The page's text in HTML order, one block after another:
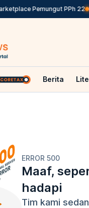
Pemungut PPh 22
Berita
ERROR 500
Maaf,
hadapi
Tim kami